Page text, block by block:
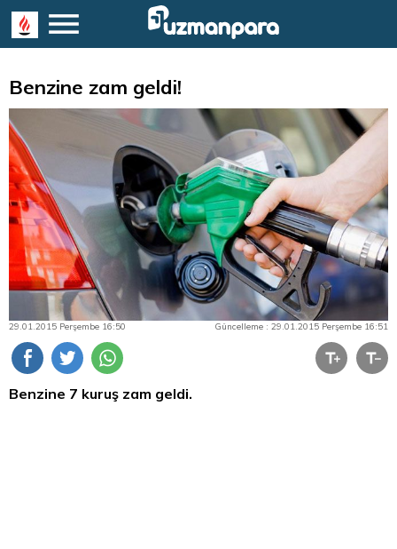
Benzine zam geldi!
29.01.2015 Perşembe 16:50 Güncelleme : 29.01.2015 Perşembe 16:51
Benzine 7 kuruş zam geldi.